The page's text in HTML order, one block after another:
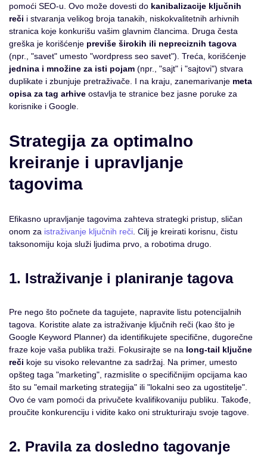
pomoći SEO-u. Ovo može dovesti do kanibalizacije ključnih
reči i stvaranja velikog broja tanakih, niskokvalitetnih arhivnih
stranica koje konkurišu vašim glavnim člancima. Druga česta
greška je korišćenje previše širokih ili nepreciznih tagova
(npr., "savet" umesto "wordpress seo savet"). Treća, korišćenje
jednina i množine za isti pojam (npr., "sajt" i "sajtovi") stvara
duplikate i zbunjuje pretraživače. I na kraju, zanemarivanje meta
opisa za tag arhive ostavlja te stranice bez jasne poruke za
korisnike i Google.
Strategija za optimalno
kreiranje i upravljanje
tagovima
Efikasno upravljanje tagovima zahteva strategki pristup, sličan
onom za istraživanje ključnih reči . Cilj je kreirati korisnu, čistu
taksonomiju koja služi ljudima prvo, a robotima drugo.
1. Istraživanje i planiranje tagova
Pre nego što počnete da tagujete, napravite listu potencijalnih
tagova. Koristite alate za istraživanje ključnih reči (kao što je
Google Keyword Planner) da identifikujete specifične, dugorečne
fraze koje vaša publika traži. Fokusirajte se na long-tail ključne
reči koje su visoko relevantne za sadržaj. Na primer, umesto
opšteg taga "marketing", razmislite o specifičnijim opcijama kao
što su "email marketing strategija" ili "lokalni seo za ugostitelje".
Ovo će vam pomoći da privučete kvalifikovaniju publiku. Takođe,
proučite konkurenciju i vidite kako oni strukturiraju svoje tagove.
2. Pravila za dosledno tagovanje